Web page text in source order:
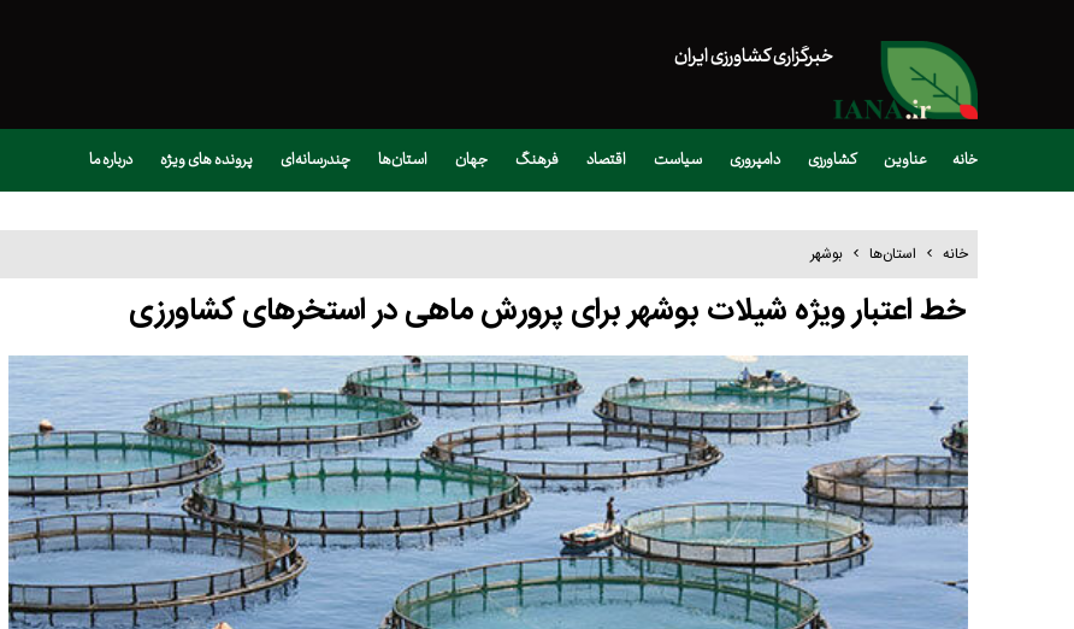
خبرگزاری کشاورزی ایران
خانه عناوین کشاورزی دامپروری سیاست اقتصاد فرهنگ جهان استان‌ها چندرسانه‌ای پرونده های ویژه درباره ما
خانه استان‌ها بوشهر
خط اعتبار ویژه شیلات بوشهر برای پرورش ماهی در استخرهای کشاورزی